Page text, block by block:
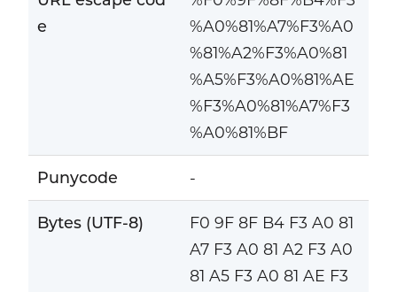
e
%A0%81%A7%F3%A0
%81%A2%F3%A0%81
%A5%F3%A0%81%AE
%F3%A0%81%A7%F3
%A0%81%BF
Punycode -
Bytes (UTF-8)
F0 9F 8F B4 F3 A0 81
A7 F3 A0 81 A2 F3 A0
81 A5 F3 A0 81 AE F3